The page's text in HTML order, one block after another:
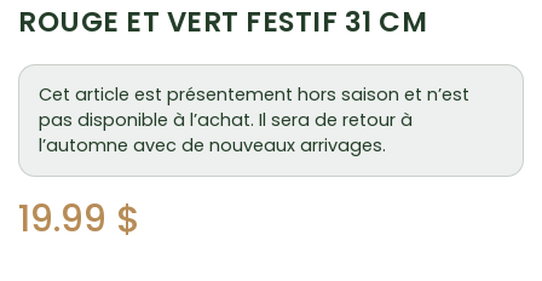
ROUGE ET VERT FESTIF 31 CM
Cet article est présentement hors saison et n’est
pas disponible à l’achat. Il sera de retour à
l’automne avec de nouveaux arrivages.
19.99 $